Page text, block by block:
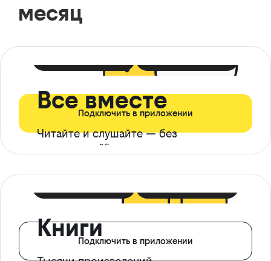
месяц
Все вместе
Читайте и слушайте — без
ограничений*
Подключить в приложении
КнигиПодключить в приложении